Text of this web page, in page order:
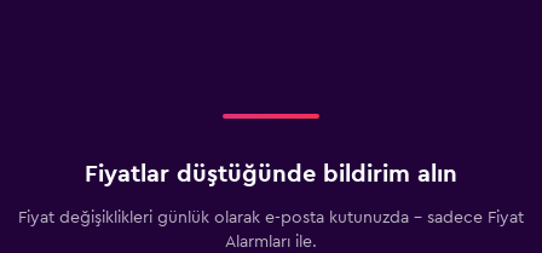
Fiyatlar düştüğünde bildirim alın
Fiyat değişiklikleri günlük olarak e-posta kutunuzda - sadece Fiyat
Alarmları ile.